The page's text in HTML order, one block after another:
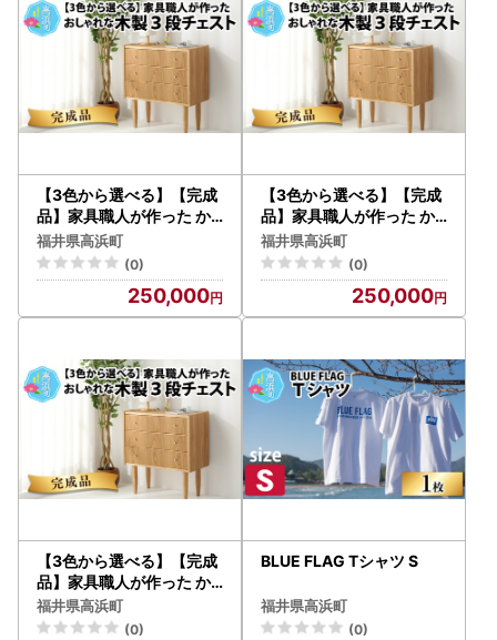
【3色から選べる】【完成
品】家具職人が作った か
わいい おしゃれな 木製 3
段チェスト(黒)
福井県高浜町
(0)
250,000
【3色から選べる】【完成
品】家具職人が作った か
わいい おしゃれな 木製 3
段チェスト(赤)
福井県高浜町
(0)
250,000
【3色から選べる】【完成
品】家具職人が作った か
わいい おしゃれな 木製 3
段チェスト(茶)
福井県高浜町
(0)
BLUE FLAG Tシャツ S
福井県高浜町
(0)